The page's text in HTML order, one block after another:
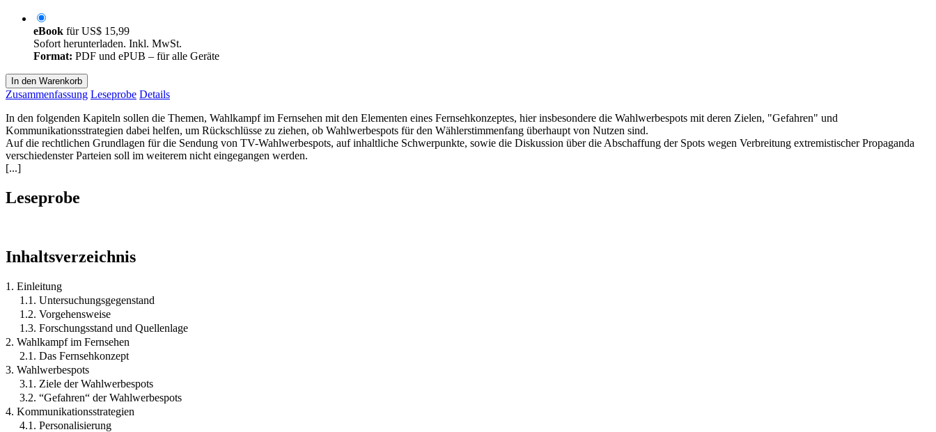
eBook fürUS$ 15,99
Sofort herunterladen. Inkl. MwSt.
Format: PDF und ePUB – für alle Geräte
In den Warenkorb
Zusammenfassung Leseprobe Details
In den folgenden Kapiteln sollen die Themen, Wahlkampf im Fernsehen mit den Elementen eines Fernsehkonzeptes, hier insbesondere die Wahlwerbespots mit deren Zielen, "Gefahren" und
Kommunikationsstrategien dabei helfen, um Rückschlüsse zu ziehen, ob Wahlwerbespots für den Wählerstimmenfang überhaupt von Nutzen sind.
Auf die rechtlichen Grundlagen für die Sendung von TV-Wahlwerbespots, auf inhaltliche Schwerpunkte, sowie die Diskussion über die Abschaffung der Spots wegen Verbreitung extremistischer Propaganda
verschiedenster Parteien soll im weiterem nicht eingegangen werden.
[...]
Leseprobe
Inhaltsverzeichnis
1. Einleitung
1.1. Untersuchungsgegenstand
1.2. Vorgehensweise
1.3. Forschungsstand und Quellenlage
2. Wahlkampf im Fernsehen
2.1. Das Fernsehkonzept
3. Wahlwerbespots
3.1. Ziele der Wahlwerbespots
3.2. “Gefahren“ der Wahlwerbespots
4. Kommunikationsstrategien
4.1. Personalisierung